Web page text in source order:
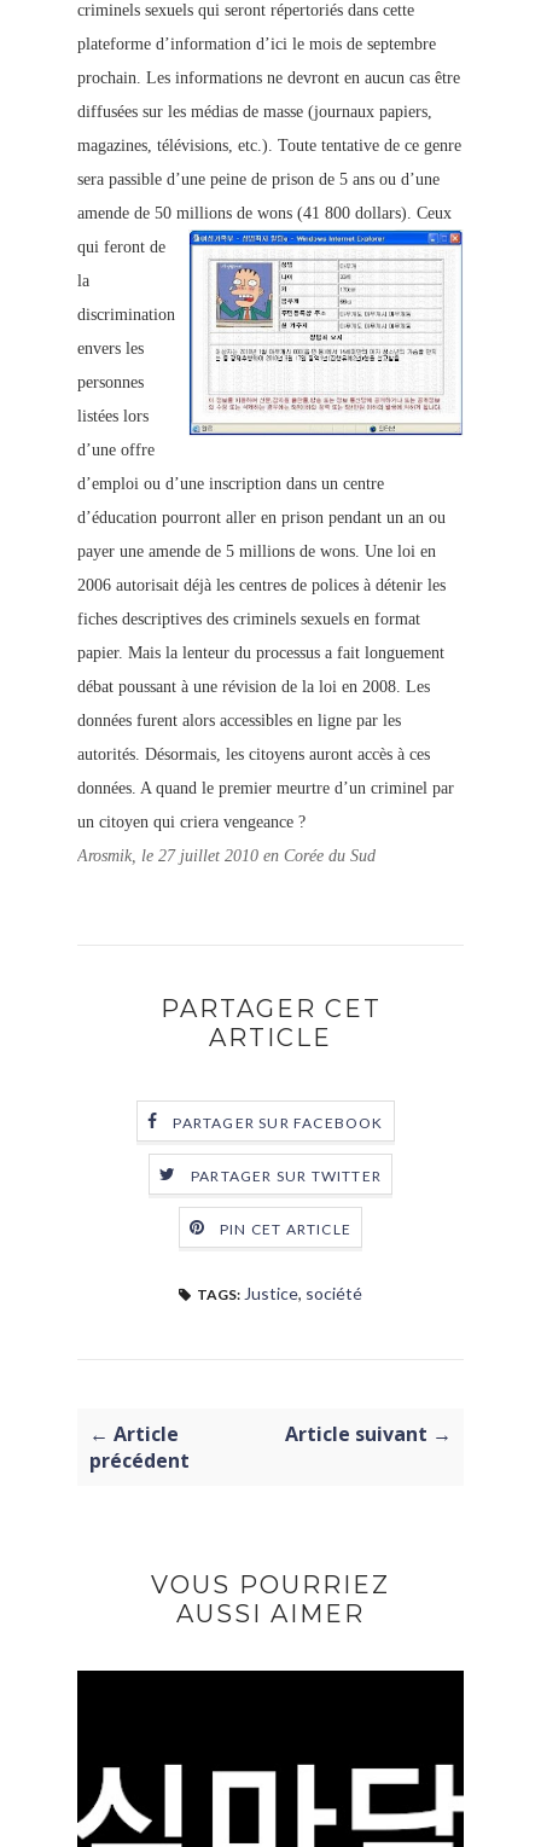
criminels sexuels qui seront répertoriés dans cette
plateforme d’information d’ici le mois de septembre
prochain. Les informations ne devront en aucun cas être
diffusées sur les médias de masse (journaux papiers,
magazines, télévisions, etc.). Toute tentative de ce genre
sera passible d’une peine de prison de 5 ans ou d’une
amende de 50 millions de wons (41 800 dollars). Ceux
qui feront de
la
discrimination
envers les
personnes
listées lors
d’une offre
d’emploi ou d’une inscription dans un centre
d’éducation pourront aller en prison pendant un an ou
payer une amende de 5 millions de wons. Une loi en
2006 autorisait déjà les centres de polices à détenir les
fiches descriptives des criminels sexuels en format
papier. Mais la lenteur du processus a fait longuement
débat poussant à une révision de la loi en 2008. Les
données furent alors accessibles en ligne par les
autorités. Désormais, les citoyens auront accès à ces
données. A quand le premier meurtre d’un criminel par
un citoyen qui criera vengeance ?
Arosmik, le 27 juillet 2010 en Corée du Sud
PARTAGER CET
ARTICLE
PARTAGER SUR FACEBOOK
PARTAGER SUR TWITTER
PIN CET ARTICLE
TAGS: Justice, société
← Article
précédent
Article suivant →
VOUS POURRIEZ
AUSSI AIMER